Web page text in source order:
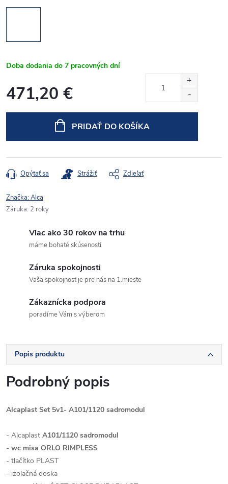
Doba dodania do 7 pracovných dní
471,20 €
PRIDAŤ DO KOŠÍKA
Opýtať sa Strážiť Zdieľať
Značka:Alca
Záruka: 2 roky
Viac ako 30 rokov na trhu
máme bohaté skúsenosti
Záruka spokojnosti
Vaša spokojnosť je pre nás na 1.mieste
Zákaznícka podpora
poradíme Vám s výberom
Popis produktu
Podrobný popis
Alcaplast Set 5v1- A101/1120 sadromodul
- Alcaplast A101/1120 sadromodul
- wc misa ORLO RIMPLESS
- tlačítko PLAST
- izolačná doska